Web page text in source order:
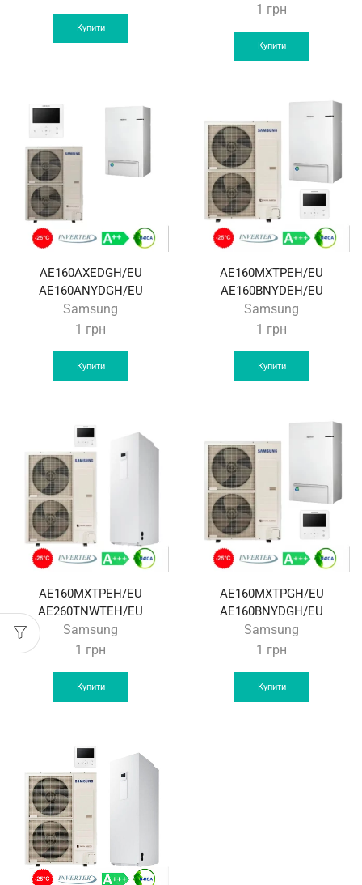
Купити
1 грн
Купити
AE160AXEDGH/EU
AE160ANYDGH/EU
Samsung
1 грн
Купити
AE160MXTPEH/EU
AE160BNYDEH/EU
Samsung
1 грн
Купити
AE160MXTPEH/EU
AE260TNWTEH/EU
Samsung
1 грн
Купити
AE160MXTPGH/EU
AE160BNYDGH/EU
Samsung
1 грн
Купити